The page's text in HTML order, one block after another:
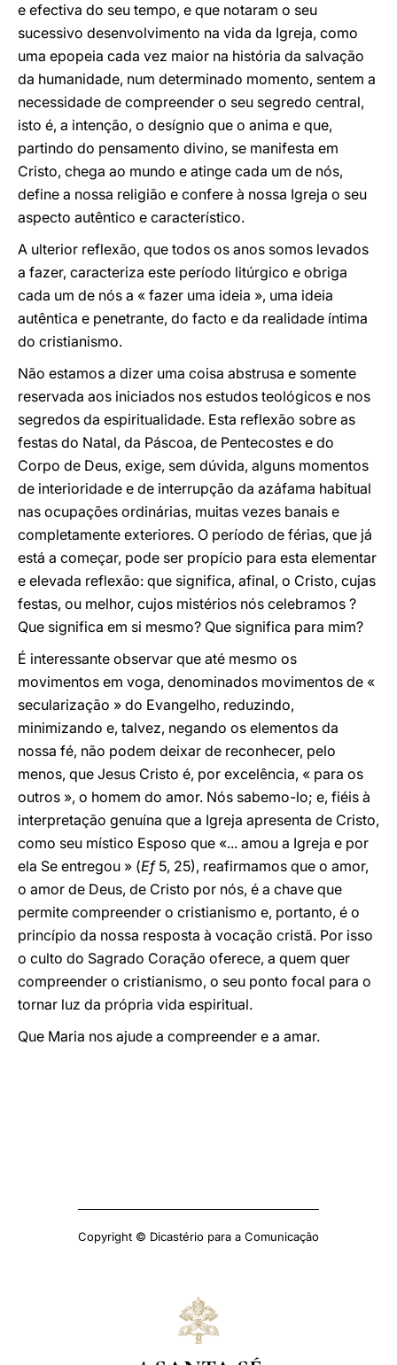
e efectiva do seu tempo, e que notaram o seu
sucessivo desenvolvimento na vida da Igreja, como
uma epopeia cada vez maior na história da salvação
da humanidade, num determinado momento, sentem a
necessidade de compreender o seu segredo central,
isto é, a intenção, o desígnio que o anima e que,
partindo do pensamento divino, se manifesta em
Cristo, chega ao mundo e atinge cada um de nós,
define a nossa religião e confere à nossa Igreja o seu
aspecto autêntico e característico.
A ulterior reflexão, que todos os anos somos levados
a fazer, caracteriza este período litúrgico e obriga
cada um de nós a « fazer uma ideia », uma ideia
autêntica e penetrante, do facto e da realidade íntima
do cristianismo.
Não estamos a dizer uma coisa abstrusa e somente
reservada aos iniciados nos estudos teológicos e nos
segredos da espiritualidade. Esta reflexão sobre as
festas do Natal, da Páscoa, de Pentecostes e do
Corpo de Deus, exige, sem dúvida, alguns momentos
de interioridade e de interrupção da azáfama habitual
nas ocupações ordinárias, muitas vezes banais e
completamente exteriores. O período de férias, que já
está a começar, pode ser propício para esta elementar
e elevada reflexão: que significa, afinal, o Cristo, cujas
festas, ou melhor, cujos mistérios nós celebramos ?
Que significa em si mesmo? Que significa para mim?
É interessante observar que até mesmo os
movimentos em voga, denominados movimentos de «
secularização » do Evangelho, reduzindo,
minimizando e, talvez, negando os elementos da
nossa fé, não podem deixar de reconhecer, pelo
menos, que Jesus Cristo é, por excelência, « para os
outros », o homem do amor. Nós sabemo-lo; e, fiéis à
interpretação genuína que a Igreja apresenta de Cristo,
como seu místico Esposo que «... amou a Igreja e por
ela Se entregou » (Ef5, 25), reafirmamos que o amor,
o amor de Deus, de Cristo por nós, é a chave que
permite compreender o cristianismo e, portanto, é o
princípio da nossa resposta à vocação cristã. Por isso
o culto do Sagrado Coração oferece, a quem quer
compreender o cristianismo, o seu ponto focal para o
tornar luz da própria vida espiritual.
Que Maria nos ajude a compreender e a amar.
Copyright © Dicastério para a Comunicação